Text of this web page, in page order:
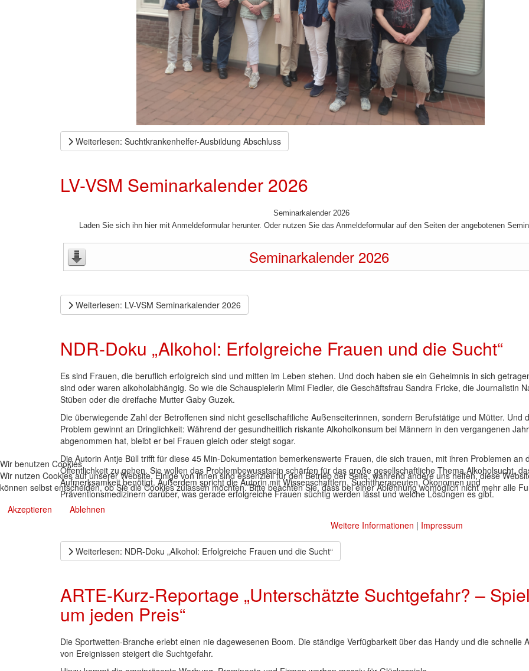
Weiterlesen: Suchtkrankenhelfer-Ausbildung Abschluss
LV-VSM Seminarkalender 2026
Seminarkalender 2026
Laden Sie sich ihn hier mit Anmeldeformular herunter. Oder nutzen Sie das Anmeldeformular auf den Seiten der angebotenen
Seminarkalender 2026
Weiterlesen: LV-VSM Seminarkalender 2026
NDR-Doku „Alkohol: Erfolgreiche Frauen und die Sucht“
Es sind Frauen, die beruflich erfolgreich sind und mitten im Leben stehen. Und doch haben sie ein Geheimnis in sich
sind oder waren alkoholabhängig. So wie die Schauspielerin Mimi Fiedler, die Geschäftsfrau Sandra Fricke, die Journalistin
Stüben oder die dreifache Mutter Gaby Guzek.
Die überwiegende Zahl der Betroffenen sind nicht gesellschaftliche Außenseiterinnen, sondern Berufstätige und Mütter. Und
Problem gewinnt an Dringlichkeit: Während der gesundheitlich riskante Alkoholkonsum bei Männern in den vergangenen
abgenommen hat, bleibt er bei Frauen gleich oder steigt sogar.
Die Autorin Antje Büll trifft für diese 45 Min-Dokumentation bemerkenswerte Frauen, die sich trauen, mit ihren Problemen an
Öffentlichkeit zu gehen. Sie wollen das Problembewusstsein schärfen für das große gesellschaftliche Thema Alkoholsucht,
Aufmerksamkeit benötigt. Außerdem spricht die Autorin mit Wissenschaftlern, Suchttherapeuten, Ökonomen und
Präventionsmedizinern darüber, was gerade erfolgreiche Frauen süchtig werden lässt und welche Lösungen es gibt.
Weiterlesen: NDR-Doku „Alkohol: Erfolgreiche Frauen und die Sucht“
ARTE-Kurz-Reportage „Unterschätzte Suchtgefahr? –
um jeden Preis“
Die Sportwetten-Branche erlebt einen nie dagewesenen Boom. Die ständige Verfügbarkeit über das Handy und die schnelle
von Ereignissen steigert die Suchtgefahr.
Wir benutzen Cookies
Wir nutzen Cookies auf unserer Website. Einige von ihnen sind essenziell für den Betrieb der Seite, während andere uns helfen, diese
können selbst entscheiden, ob Sie die Cookies zulassen möchten. Bitte beachten Sie, dass bei einer Ablehnung womöglich nicht mehr alle
Akzeptieren
Ablehnen
Weitere Informationen | Impressum